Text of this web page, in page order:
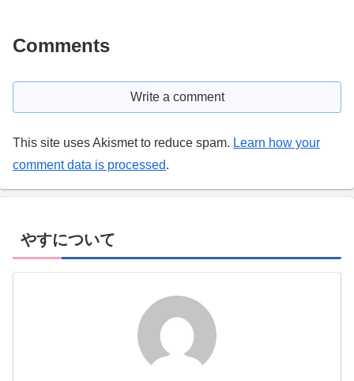
Comments
Write a comment
This site uses Akismet to reduce spam. Learn how your
comment data is processed.
やすについて